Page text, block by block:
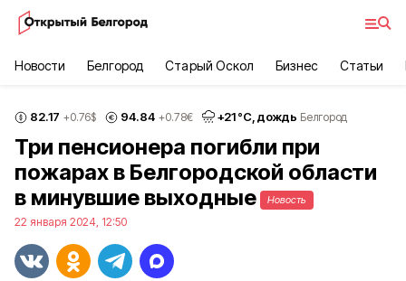
Новости Белгород Старый Оскол Бизнес Статьи
82.17 +0.76$ 94.84 +0.78€ +21°С, дождь Белгород
Три пенсионера погибли при
пожарах в Белгородской области
в минувшие выходные
Новость
22 января 2024, 12:50